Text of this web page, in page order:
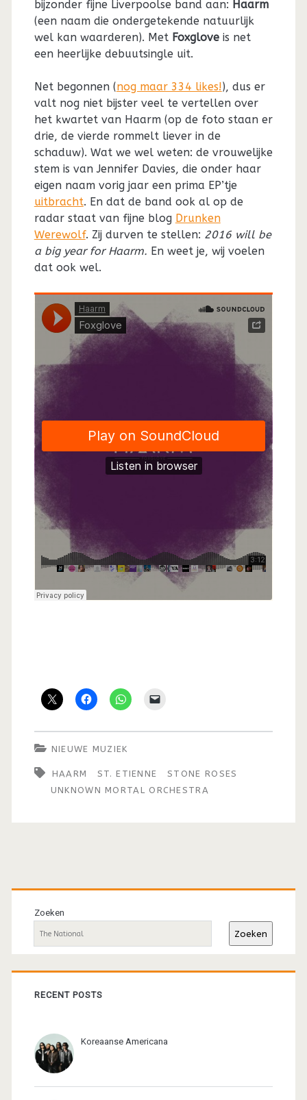
bijzonder fijne Liverpoolse band aan: Haarm
(een naam die ondergetekende natuurlijk
wel kan waarderen). Met Foxgloveis net
een heerlijke debuutsingle uit.
Net begonnen (nog maar 334 likes!), dus er
valt nog niet bijster veel te vertellen over
het kwartet van Haarm (op de foto staan er
drie, de vierde rommelt liever in de
schaduw). Wat we wel weten: de vrouwelijke
stem is van Jennifer Davies, die onder haar
eigen naam vorig jaar een prima EP’tje
uitbracht. En dat de band ook al op de
radar staat van fijne blog Drunken
Werewolf. Zij durven te stellen: 2016 will be
a big year for Haarm. En weet je, wij voelen
dat ook wel.
NIEUWE MUZIEK
HAARM ST. ETIENNE
STONE ROSES
UNKNOWN MORTAL ORCHESTRA
Primaire
sidebar
Zoeken
Zoeken
RECENT POSTS
Koreaanse Americana